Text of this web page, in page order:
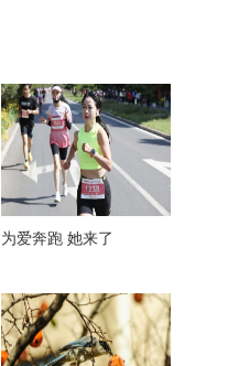
为爱奔跑 她来了